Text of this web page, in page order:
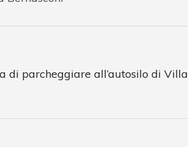
di parcheggiare all’autosilo di Villa